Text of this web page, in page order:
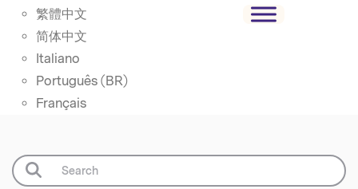
繁體中文
简体中文
Italiano
Português (BR)
Français